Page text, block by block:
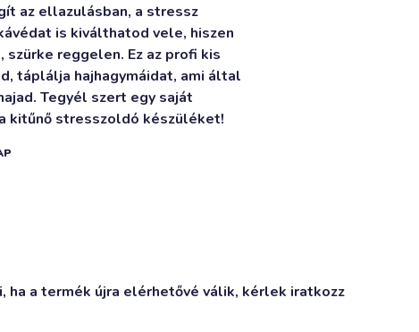
az ellazulásban, a stressz
is kiválthatod vele, hiszen
reggelen. Ez az profi kis
táplálja hajhagymáidat, ami által
Tegyél szert egy saját
kitűnő stresszoldó készüléket!
a termék újra elérhetővé válik, kérlek iratkozz